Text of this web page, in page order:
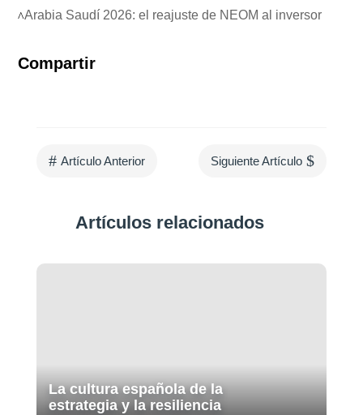
Arabia Saudí 2026: el reajuste de NEOM al inversor
Compartir
# Artículo Anterior Siguiente Artículo $
Artículos relacionados
La cultura española de la
estrategia y la resiliencia